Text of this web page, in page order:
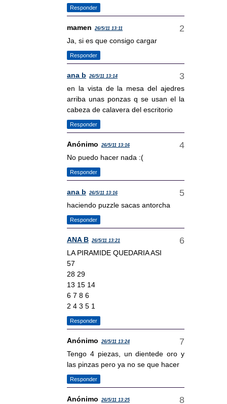
Responder
mamen 26/5/11 13:11
Ja, si es que consigo cargar
Responder
ana b 26/5/11 13:14
en la vista de la mesa del ajedres
arriba unas ponzas q se usan el la
cabeza de calavera del escritorio
Responder
Anónimo 26/5/11 13:16
No puedo hacer nada :(
Responder
ana b 26/5/11 13:16
haciendo puzzle sacas antorcha
Responder
ANA B 26/5/11 13:21
LA PIRAMIDE QUEDARIA ASI
57
28 29
13 15 14
6 7 8 6
2 4 3 5 1
Responder
Anónimo 26/5/11 13:24
Tengo 4 piezas, un dientede oro y
las pinzas pero ya no se que hacer
Responder
Anónimo 26/5/11 13:25